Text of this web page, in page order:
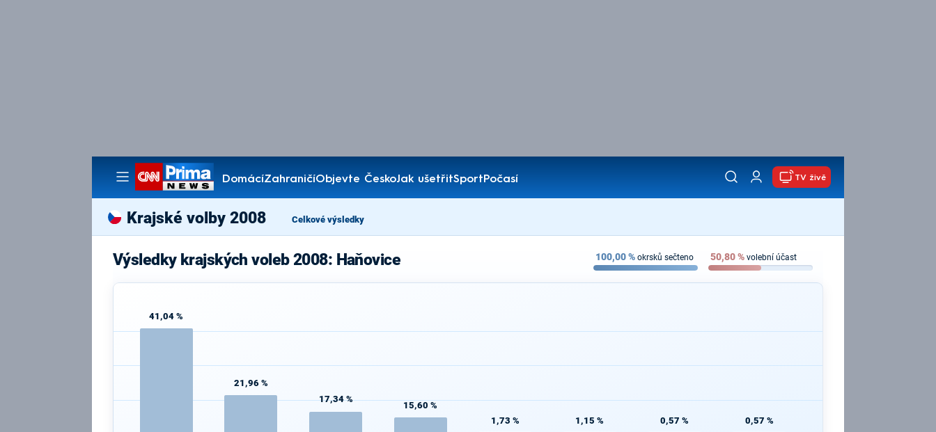
DomácíZahraničíObjevte ČeskoJak ušetřitSportPočasí
Pořady
TV živě
Krajské volby 2008 Celkové výsledky
Výsledky krajských voleb 2008: Haňovice 100,00% okrsků sečteno 50,80% volební účast
41,04 %
21,96 %
17,34 %
15,60 %
1,73 % 1,15 % 0,57 % 0,57 %